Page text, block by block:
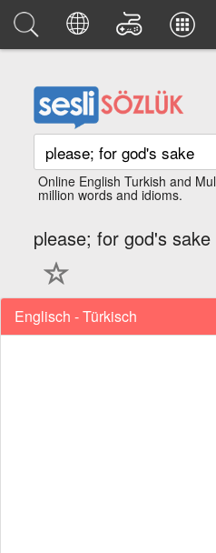
Online English Turkish and
million words and idioms.
please; for god's sake
Englisch - Türkisch